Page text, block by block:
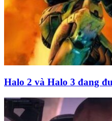
Halo 2 và Halo 3 đang